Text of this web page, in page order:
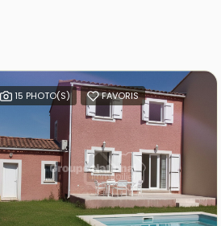
15 PHOTO(S) FAVORIS